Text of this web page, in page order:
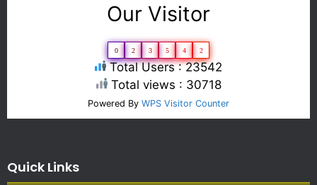
Our Visitor
0 2 3 5 4 2
Total Users : 23542
Total views : 30718
Powered By WPS Visitor Counter
Quick Links